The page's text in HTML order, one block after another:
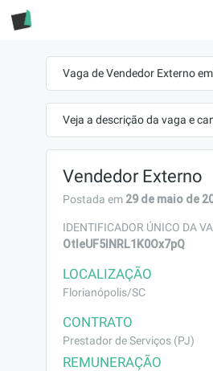
Vaga de Vendedor Externo
Veja a descrição da vaga e
Vendedor Externo
Postada em 29 de maio de
IDENTIFICADOR ÚNICO DA
OtleUF5INRL1K0Ox7pQ
LOCALIZAÇÃO
Florianópolis/SC
CONTRATO
Prestador de Serviços (PJ)
REMUNERAÇÃO